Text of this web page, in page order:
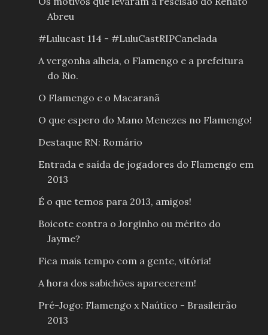
Abreu
#Lulucast 114 - #LuluCastRIPCanelada
A vergonha alheia, o Flamengo e a prefeitura
do Rio.
O Flamengo e o Macaranã
O que espero do Mano Menezes no Flamengo!
Destaque RN: Romário
Entrada e saída de jogadores do Flamengo em
2013
É o que temos para 2013, amigos!
Boicote contra o Jorginho ou mérito do
Jayme?
Fica mais tempo com a gente, vitória!
A hora dos sabichões aparecerem!
Pré-Jogo: Flamengo x Naútico - Brasileirão
2013